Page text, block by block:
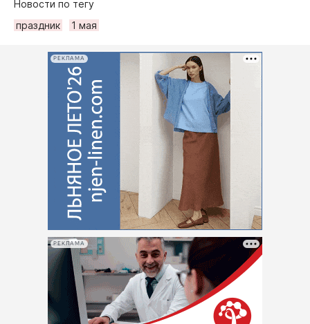
Новости по тегу
праздник
1 мая
РЕКЛАМА
РЕКЛАМА